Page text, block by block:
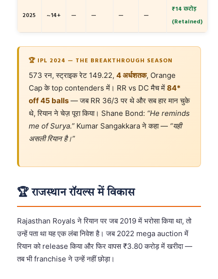
2025 ~14+ — — — —
₹14 करोड़
(Retained)
🏆 IPL 2024 — THE BREAKTHROUGH SEASON
573 रन, स्ट्राइक रेट 149.22, 4 अर्धशतक, Orange
Cap के top contenders में। RR vs DC मैच में 84*
off 45 balls — जब RR 36/3 पर थे और सब हार मान चुके
थे, रियान ने चेज़ पूरा किया। Shane Bond: “He reminds
me of Surya.” Kumar Sangakkara ने कहा — “यही
असली रियान है।”
🏆 राजस्थान रॉयल्स में विकास
Rajasthan Royals ने रियान पर जब 2019 में भरोसा किया था, तो
उन्हें पता था यह एक लंबा निवेश है। जब 2022 mega auction में
रियान को release किया और फिर वापस ₹3.80 करोड़ में खरीदा —
तब भी franchise ने उन्हें नहीं छोड़ा।